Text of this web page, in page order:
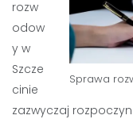
Sprawa
rozw
odow
y w
Szcze
cinie
zazwyczaj